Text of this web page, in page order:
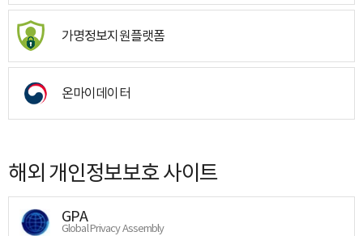
가명정보지원플랫폼
온마이데이터
해외 개인정보보호 사이트
GPA
Global Privacy Assembly